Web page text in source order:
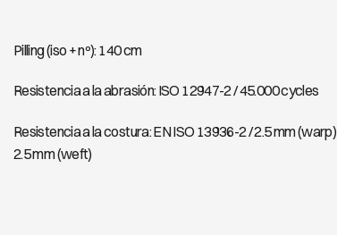
Pilling (iso + nº): 140 cm
Resistencia a la abrasión: ISO 12947-2 / 45.000 cycles
Resistencia a la costura: EN ISO 13936-2 / 2.5 mm (warp)
2.5 mm (weft)